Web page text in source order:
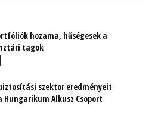
hozama, hűségesek a
tagok
szektor eredményeit
Hungarikum Alkusz Csoport